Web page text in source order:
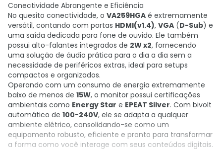
Conectividade Abrangente e Eficiência
No quesito conectividade, o VA259HGA é extremamente
versátil, contando com portas HDMI(v1.4), VGA (D-Sub) e
uma saída dedicada para fone de ouvido. Ele também
possui alto-falantes integrados de 2W x2, fornecendo
uma solução de áudio prática para o dia a dia sem a
necessidade de periféricos extras, ideal para setups
compactos e organizados.
Operando com um consumo de energia extremamente
baixo de menos de 15W, o monitor possui certificações
ambientais como Energy Star e EPEAT Silver. Com bivolt
automático de 100-240V, ele se adapta a qualquer
ambiente elétrico, consolidando-se como um
equipamento robusto, eficiente e pronto para transformar
a forma como você interage com seus conteúdos digitais.